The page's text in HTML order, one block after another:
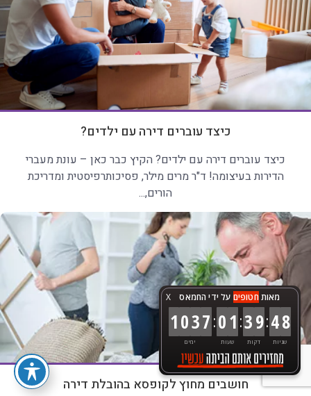
כיצד עוברים דירה עם ילדים?
כיצד עוברים דירה עם ילדים? הקיץ כבר כאן – עונת מעברי
הדירות בעיצומה! ד"ר מרים מילר, פסיכותרפיסטית ומדריכת
הורים,...
חושבים מחוץ לקופסא בהובלת דירה
X מאותחטופים על ידי החמאס
1037
ימים
:01
שעות
:39
דקות
:50
שניות